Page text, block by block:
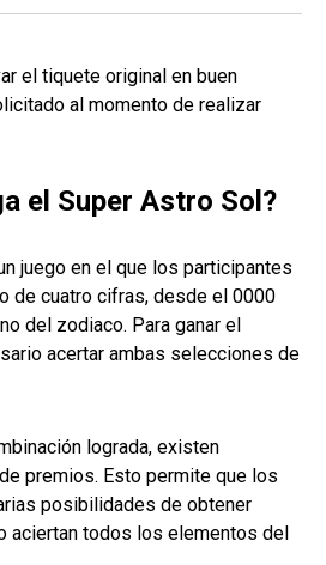
el tiquete original en buen
al momento de realizar
el Super Astro Sol?
juego en el que los participantes
de cuatro cifras, desde el 0000
del zodiaco. Para ganar el
acertar ambas selecciones de
lograda, existen
premios. Esto permite que los
posibilidades de obtener
aciertan todos los elementos del